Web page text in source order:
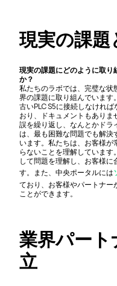
現実の課題
現実の課題にどのように取
か？
私たちのラボでは、完璧な
界の課題に取り組んでいま
古いPLC S5に接続しなけれ
おり、ドキュメントもあり
誤を繰り返し、なんとかド
は、最も困難な問題でも解決
います。私たちは、お客様
らないことを理解していま
して問題を理解し、お客様
す。また、中央ポータルには
ており、お客様やパートナー
ことができます。
業界パー
立